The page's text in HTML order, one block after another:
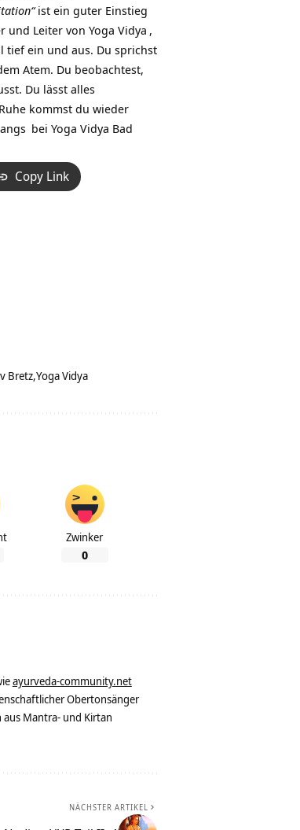
zu
ist ein guter Einstieg
und Leiter von Yoga Vidya ,
tief ein und aus. Du sprichst
Atem. Du beobachtest,
Du lässt alles
kommst du wieder
bei Yoga Vidya Bad
Copy Link
Bretz Yoga Vidya
Zwinker
0
ayurveda-community.net
Obertonsänger
Mantra- und Kirtan
NÄCHSTER ARTIKEL